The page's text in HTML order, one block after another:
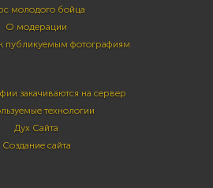
молодого бойца
О модерации
публикуемым фотографиям
закачиваются на сервер
технологии
Дух Сайта
Создание сайта